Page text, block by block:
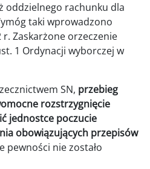
oddzielnego rachunku dla
taki wprowadzono
Zaskarżone orzeczenie
1 Ordynacji wyborczej w
SN, przebieg
rozstrzygnięcie
jednostce poczucie
obowiązujących przepisów
pewności nie zostało